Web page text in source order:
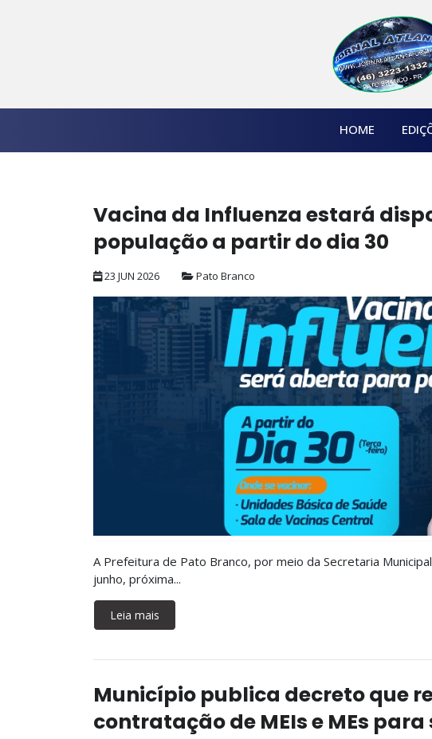
HOME
Vacina da Influenza estará
população a partir do dia 30
23 JUN 2026 Pato Branco
A Prefeitura de Pato Branco, por meio da Secretaria
junho, próxima...
Leia mais
Município publica decreto que
contratação de MEIs e MEs